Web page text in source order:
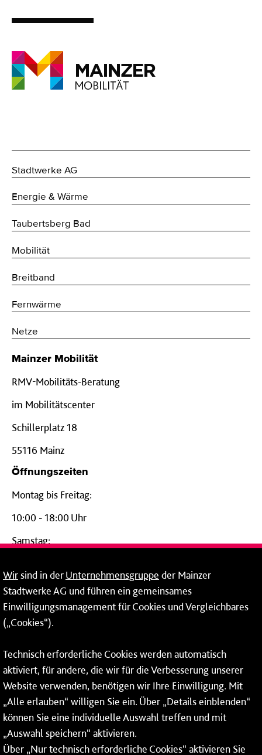
Stadtwerke AG
Energie & Wärme
Taubertsberg Bad
Mobilität
Breitband
Fernwärme
Netze
Mainzer Mobilität
RMV-Mobilitäts-Beratung
im Mobilitätscenter
Schillerplatz 18
55116 Mainz
Öffnungszeiten
Montag bis Freitag:
10:00 - 18:00 Uhr
Samstag:
24-Stunden-Telefon*
06131 – 12 77 77
Fax: 06131 – 12 66 66
* Montags bis freitags bis 7 und ab 18 Uhr sowie an
Wochenenden und Feiertagen ganztags werden Ihre
Anrufe je nach Themenauswahl an ein Callcenter des
RMV oder von nextbike weitergeleitet. Dort erhalten Sie
ausschließlich Auskünfte zum Fahrplan bzw. zu
meinRad.
Wirsind in derUnternehmensgruppe der Mainzer
Stadtwerke AG und führen ein gemeinsames
Einwilligungsmanagement für Cookies und Vergleichbares
(„Cookies“).
Technisch erforderliche Cookies werden automatisch
aktiviert, für andere, die wir für die Verbesserung unserer
Website verwenden, benötigen wir Ihre Einwilligung. Mit
„Alle erlauben“ willigen Sie ein. Über „Details einblenden“
können Sie eine individuelle Auswahl treffen und mit
„Auswahl speichern“ aktivieren.
Über „Nur technisch erforderliche Cookies“ aktivieren Sie